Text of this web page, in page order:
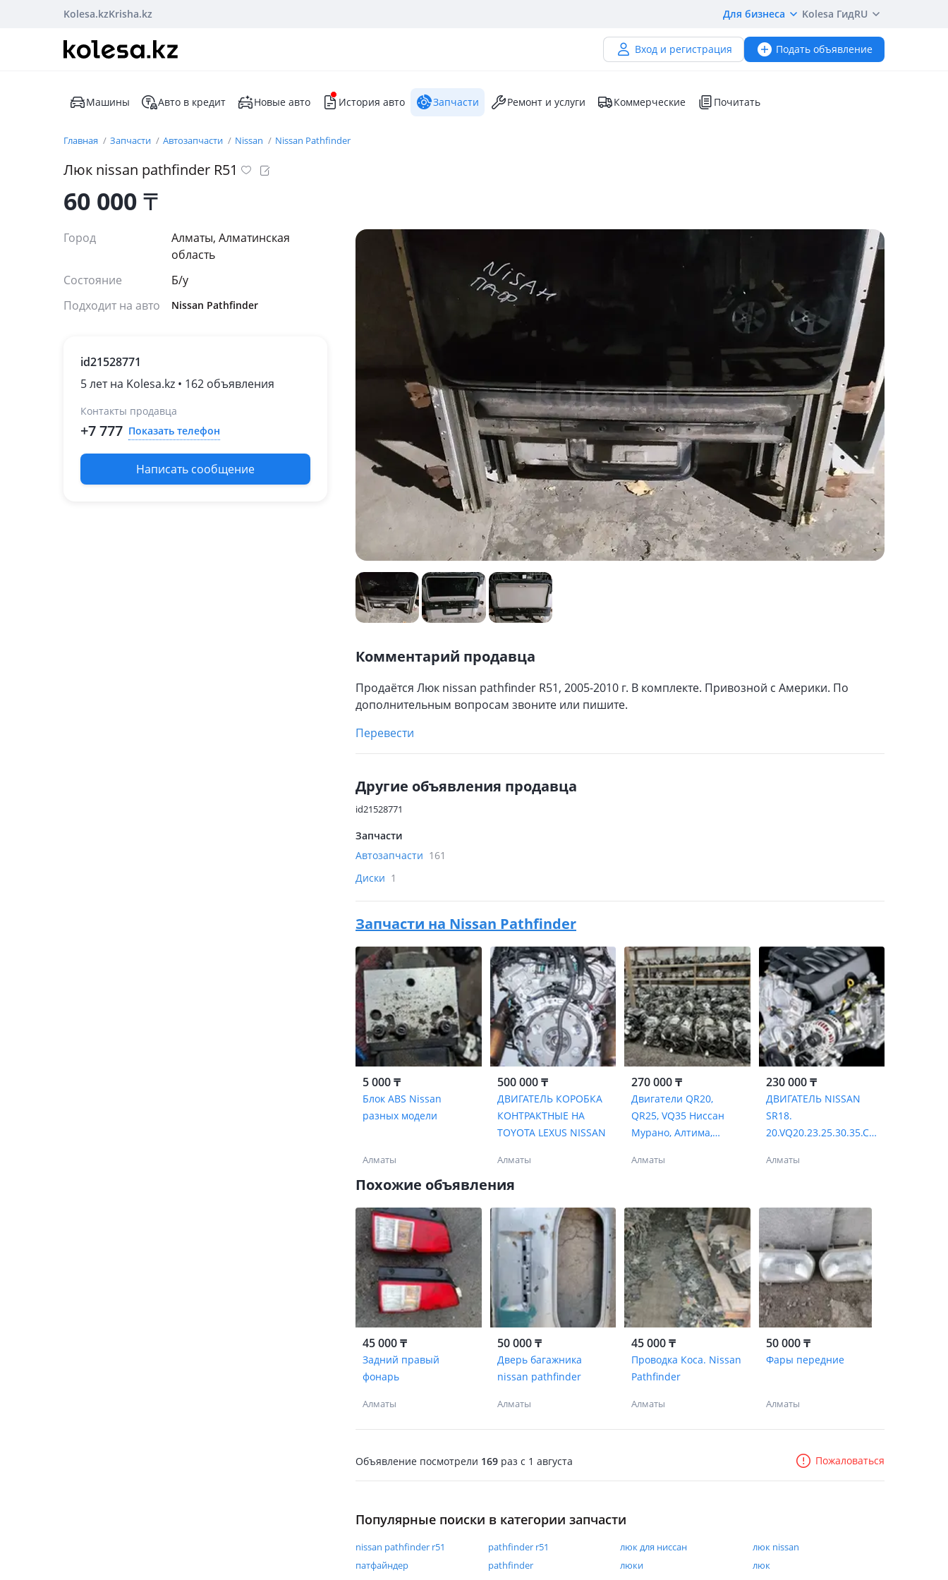
Kolesa.kzKrisha.kz Для бизнеса Kolesa ГидRU
Вход и регистрация Подать объявление
Машины Авто в кредит Новые авто История авто Запчасти Ремонт и услуги Коммерческие Почитать
Главная Запчасти Автозапчасти Nissan Nissan Pathfinder
Люк nissan pathfinder R51
60 000₸
Город
Алматы, Алматинская
область
Состояние
Б/y
Подходит на авто
Nissan Pathfinder
id21528771
5 лет на Kolesa.kz • 162 объявления
Контакты продавца
+7 777 Показать телефон
Написать сообщение
Комментарий продавца
Продаётся Люк nissan pathfinder R51, 2005-2010 г. В комплекте. Привозной с Америки. По
дополнительным вопросам звоните или пишите.
Перевести
Другие объявления продавца
id21528771
Запчасти
Автозапчасти 161
Диски 1
Запчасти на Nissan Pathfinder
5 000 ₸
Блок ABS Nissan
разных модели
Алматы
500 000 ₸
ДВИГАТЕЛЬ КОРОБКА
КОНТРАКТНЫЕ НА
TOYOTA LEXUS NISSAN
Алматы
270 000 ₸
Двигатели QR20,
QR25, VQ35 Ниссан
Мурано, Алтима,
Алматы
230 000 ₸
ДВИГАТЕЛЬ NISSAN
SR18.
20.VQ20.23.25.30.35.CG
K24.
Алматы
Похожие объявления
45 000 ₸
Задний правый
фонарь
Алматы
50 000 ₸
Дверь багажника
nissan pathfinder
Алматы
45 000 ₸
Проводка Коса. Nissan
Pathfinder
Алматы
50 000 ₸
Фары передние
Алматы
Объявление посмотрели 169 раз c 1 августа Пожаловаться
Популярные поиски в категории запчасти
nissan pathfinder r51 pathfinder r51 люк для ниссан
люк nissan
патфайндер
pathfinder люки люк